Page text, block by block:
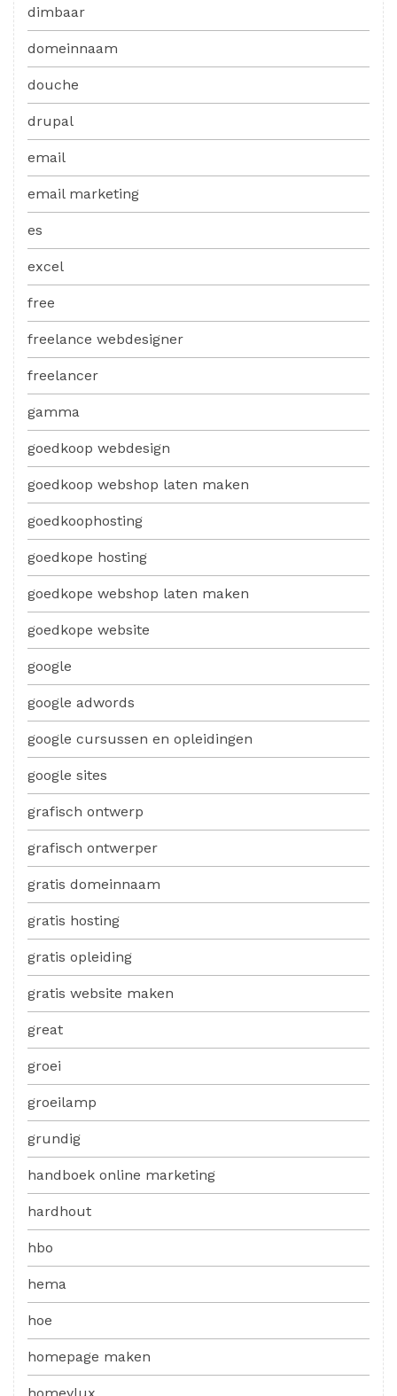
dimbaar
domeinnaam
douche
drupal
email
email marketing
es
excel
free
freelance webdesigner
freelancer
gamma
goedkoop webdesign
goedkoop webshop laten maken
goedkoophosting
goedkope hosting
goedkope webshop laten maken
goedkope website
google
google adwords
google cursussen en opleidingen
google sites
grafisch ontwerp
grafisch ontwerper
gratis domeinnaam
gratis hosting
gratis opleiding
gratis website maken
great
groei
groeilamp
grundig
handboek online marketing
hardhout
hbo
hema
hoe
homepage maken